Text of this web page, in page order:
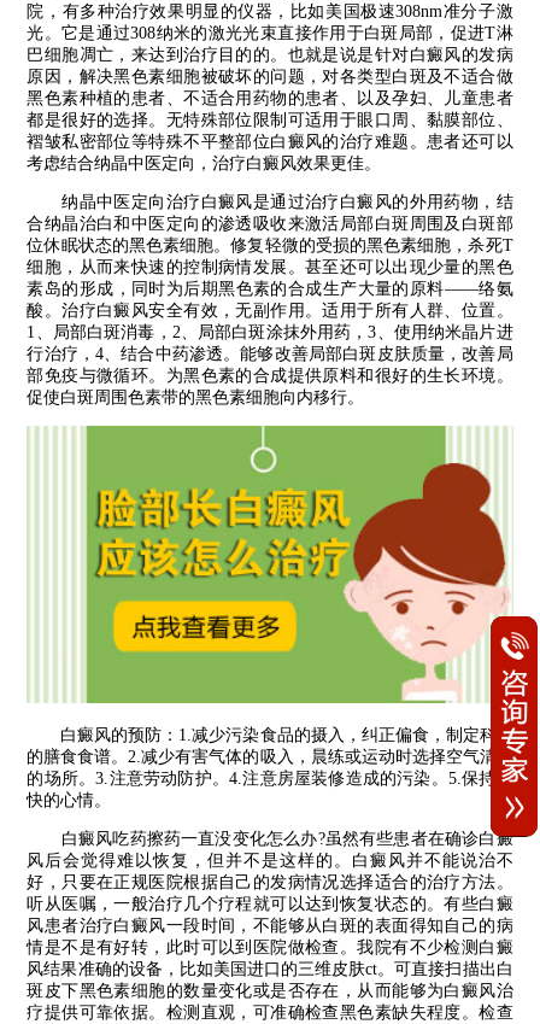
院，有多种治疗效果明显的仪器，比如美国极速308nm准分子激
光。它是通过308纳米的激光光束直接作用于白斑局部，促进T淋
巴细胞凋亡，来达到治疗目的的。也就是说是针对白癜风的发病
原因，解决黑色素细胞被破坏的问题，对各类型白斑及不适合做
黑色素种植的患者、不适合用药物的患者、以及孕妇、儿童患者
都是很好的选择。无特殊部位限制可适用于眼口周、黏膜部位、
褶皱私密部位等特殊不平整部位白癜风的治疗难题。患者还可以
考虑结合纳晶中医定向，治疗白癜风效果更佳。
纳晶中医定向治疗白癜风是通过治疗白癜风的外用药物，结
合纳晶治白和中医定向的渗透吸收来激活局部白斑周围及白斑部
位休眠状态的黑色素细胞。修复轻微的受损的黑色素细胞，杀死T
细胞，从而来快速的控制病情发展。甚至还可以出现少量的黑色
素岛的形成，同时为后期黑色素的合成生产大量的原料——络氨
酸。治疗白癜风安全有效，无副作用。适用于所有人群、位置。
1、局部白斑消毒，2、局部白斑涂抹外用药，3、使用纳米晶片进
行治疗，4、结合中药渗透。能够改善局部白斑皮肤质量，改善局
部免疫与微循环。为黑色素的合成提供原料和很好的生长环境。
促使白斑周围色素带的黑色素细胞向内移行。
白癜风的预防：1.减少污染食品的摄入，纠正偏食，制定科学
的膳食食谱。2.减少有害气体的吸入，晨练或运动时选择空气清新
的场所。3.注意劳动防护。4.注意房屋装修造成的污染。5.保持愉
快的心情。
白癜风吃药擦药一直没变化怎么办?虽然有些患者在确诊白癜
风后会觉得难以恢复，但并不是这样的。白癜风并不能说治不
好，只要在正规医院根据自己的发病情况选择适合的治疗方法。
听从医嘱，一般治疗几个疗程就可以达到恢复状态的。有些白癜
风患者治疗白癜风一段时间，不能够从白斑的表面得知自己的病
情是不是有好转，此时可以到医院做检查。我院有不少检测白癜
风结果准确的设备，比如美国进口的三维皮肤ct。可直接扫描出白
斑皮下黑色素细胞的数量变化或是否存在，从而能够为白癜风治
疗提供可靠依据。检测直观，可准确检查黑色素缺失程度。检查